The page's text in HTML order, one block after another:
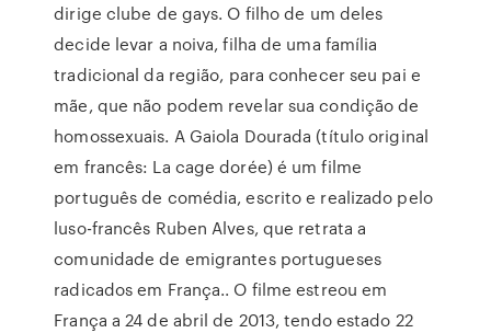
dirige clube de gays. O filho de um deles
decide levar a noiva, filha de uma família
tradicional da região, para conhecer seu pai e
mãe, que não podem revelar sua condição de
homossexuais. A Gaiola Dourada (título original
em francês: La cage dorée) é um filme
português de comédia, escrito e realizado pelo
luso-francês Ruben Alves, que retrata a
comunidade de emigrantes portugueses
radicados em França.. O filme estreou em
França a 24 de abril de 2013, tendo estado 22